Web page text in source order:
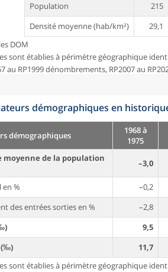
Population
215
Densité moyenne (hab/km²)
29,1
DOM
sont établies à périmètre géographique
au RP1999 dénombrements, RP2007 au
démographiques en
démographiques
1968 à
1975
de la population
–3,0
% –0,2
des entrées sorties en %
–2,8
9,5
(‰)
11,7
sont établies à périmètre géographique